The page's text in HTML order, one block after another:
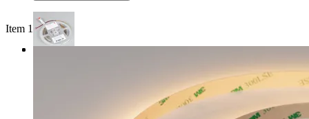
Item 1 of 3